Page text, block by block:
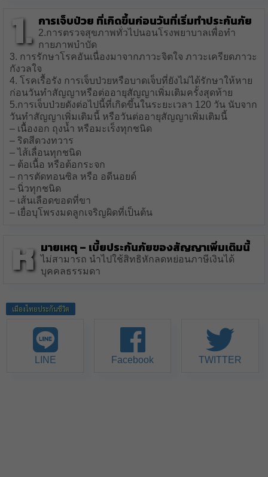
1. การเจ็บป่วย ที่เกิดขึ้นก่อนวันที่เริ่มทำประกันภัย
2.การตรวจสุขภาพทั่วไปนอนโรงพยาบาลเพื่อทำ
กายภาพบำบัด
3. การรักษาโรคอันเนื่องมาจากภาวะจิตใจ ภาวะเครียดภาวะ
กังวลใจ
4. โรคเรื้อรัง การเจ็บป่วยหรือบาดเจ็บที่ยังไม่ได้รักษาให้หาย
ก่อนวันทำสัญญาหรือต่ออายุสัญญาเพิ่มเติมครั้งสุดท้าย
5.การเจ็บป่วยดังต่อไปนี้ที่เกิดขึ้นในระยะเวลา 120 วัน นับจาก
วันทำสัญญาเพิ่มเติมนี้ หรือวันต่ออายุสัญญาเพิ่มเติมนี้
– เนื้องอก ถุงน้ำ หรือมะเร็งทุกชนิด
– ริดสีดวงทวาร
– ไส้เลื่อนทุกชนิด
– ต้อเนื้อ หรือต้อกระจก
– การตัดทอนซิล หรือ อดีนอยด์
– นิ่วทุกชนิด
– เส้นเลือดขอดที่ขา
– เยื่อบุโพรงมดลูกเจริญผิดที่เป็นต้น
ห มายเหตุ – เบี้ยประกันภัยของสัญญาเพิ่มเติมนี้
ไม่สามารถ นำไปใช้สิทธิหักลดหย่อนภาษีเงินได้
บุคคลธรรมดา
เมืองไทยประกันชีวิต
LINE Facebook TWITTER